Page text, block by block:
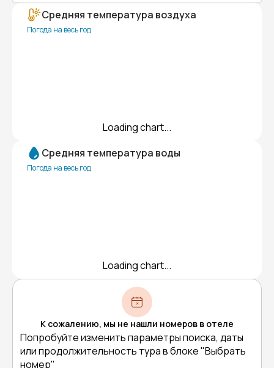
Средняя температура воздуха
Погода на весь год
Loading chart...
Средняя температура воды
Погода на весь год
Loading chart...
К сожалению, мы не нашли номеров в отеле
Попробуйте изменить параметры поиска, даты
или продолжительность тура в блоке "Выбрать
номер"